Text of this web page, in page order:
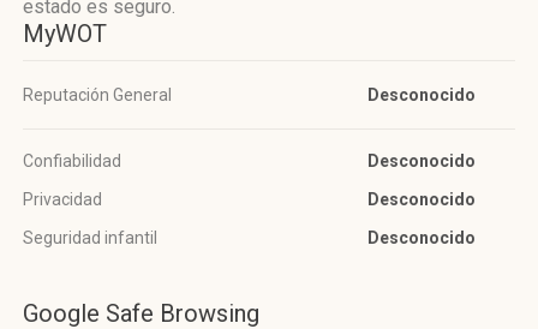
estado es seguro.
MyWOT
Reputación General Desconocido
Confiabilidad
Desconocido
Privacidad
Desconocido
Seguridad infantil
Desconocido
Google Safe Browsing